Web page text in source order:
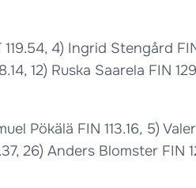
4) Ingrid Stengård
12) Ruska Saarela FIN
Pökälä FIN 113.16, 5)
26) Anders Blomster FIN